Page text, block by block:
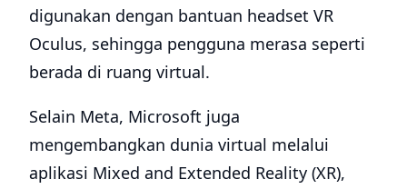
digunakan dengan bantuan headset VR
Oculus, sehingga pengguna merasa seperti
berada di ruang virtual.
Selain Meta, Microsoft juga
mengembangkan dunia virtual melalui
aplikasi Mixed and Extended Reality (XR),